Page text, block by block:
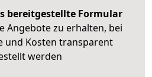
bereitgestellte Formular
Angebote zu erhalten, bei
und Kosten transparent
werden